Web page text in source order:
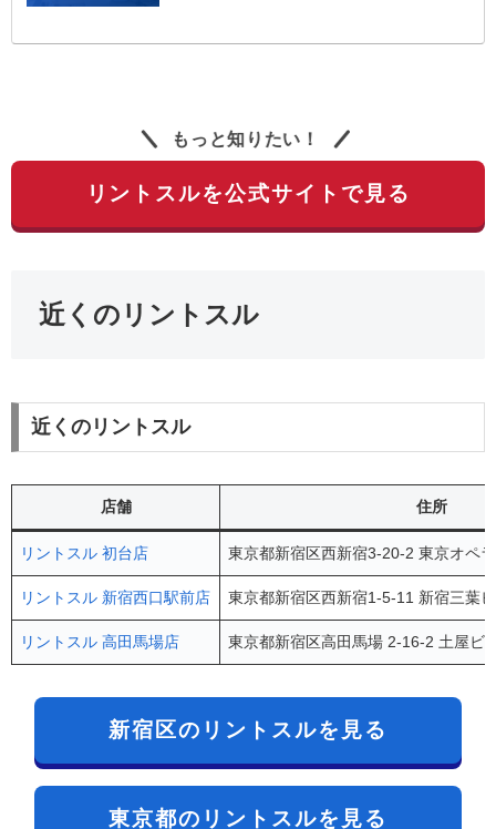
もっと知りたい！
リントスルを公式サイトで見る
近くのリントスル
近くのリントスル
店舗 住所
リントスル 初台店 東京都新宿区西新宿3-20-2 東京オペ
リントスル 新宿西口駅前店 東京都新宿区西新宿1-5-11 新宿三葉
リントスル 高田馬場店 東京都新宿区高田馬場 2-16-2 土屋ビ
新宿区のリントスルを見る
東京都のリントスルを見る